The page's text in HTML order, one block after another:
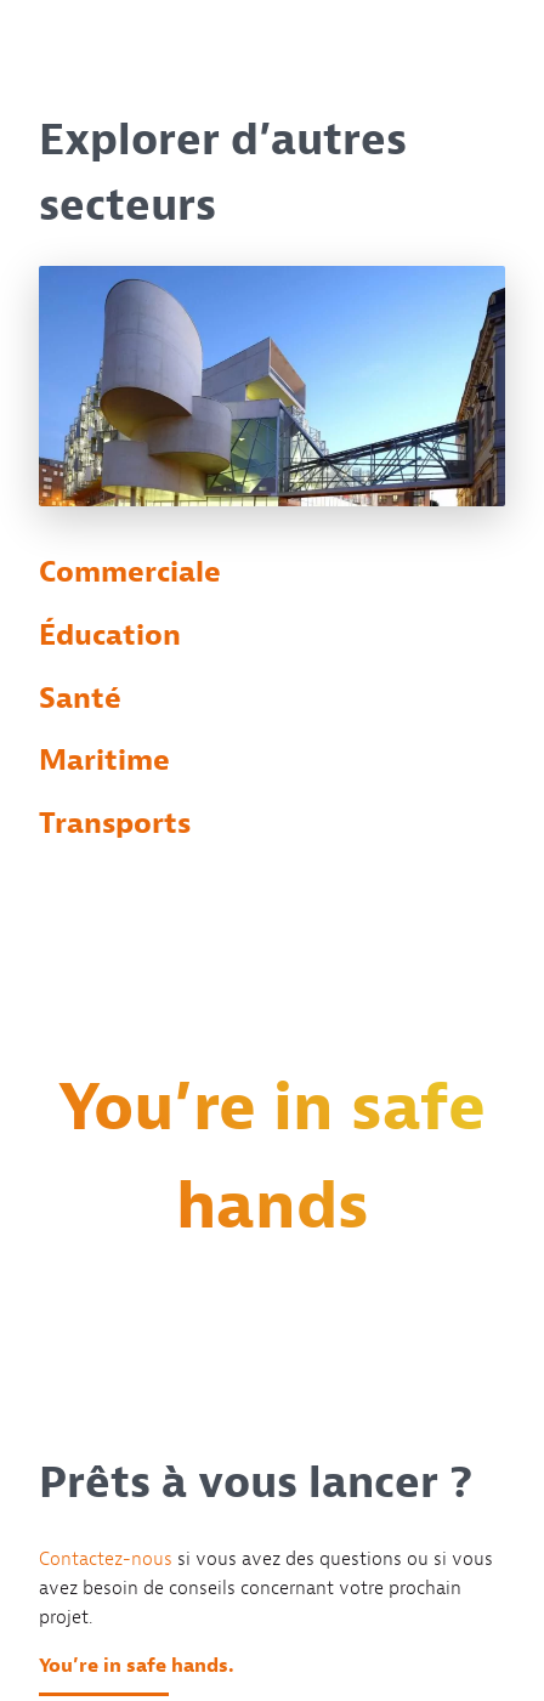
Explorer d’autres
secteurs
Commerciale
Éducation
Santé
Maritime
Transports
You’re in safe
hands
Prêts à vous lancer ?
Contactez-nous si vous avez des questions ou si vous
avez besoin de conseils concernant votre prochain
projet.
You’re in safe hands.